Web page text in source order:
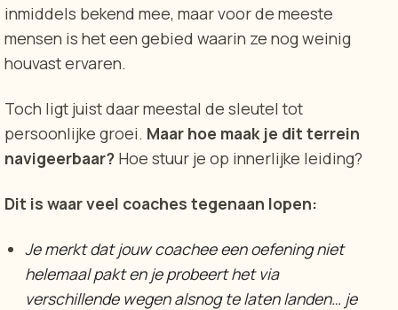
inmiddels bekend mee, maar voor de meeste
mensen is het een gebied waarin ze nog weinig
houvast ervaren.
Toch ligt juist daar meestal de sleutel tot
persoonlijke groei. Maar hoe maak je dit terrein
navigeerbaar? Hoe stuur je op innerlijke leiding?
Dit is waar veel coaches tegenaan lopen:
Je merkt dat jouw coachee een oefening niet
helemaal pakt en je probeert het via
verschillende wegen alsnog te laten landen… je